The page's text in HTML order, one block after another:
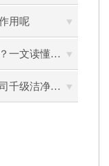
业发展
用呢
什么是千级洁净棚？一文读懂其结构特点与局部净化优势
苏馨光电采购我公司千级洁净棚普通工作台一批（7月07日）已顺利交货